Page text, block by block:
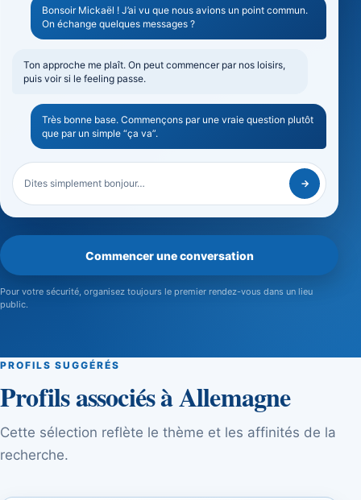
Bonsoir Mickaël ! J’ai vu que nous avions un point commun.
On échange quelques messages ?
Ton approche me plaît. On peut commencer par nos loisirs,
puis voir si le feeling passe.
Très bonne base. Commençons par une vraie question plutôt
que par un simple “ça va”.
Dites simplement bonjour… →
Commencer une conversation
Pour votre sécurité, organisez toujours le premier rendez-vous dans un lieu
public.
PROFILS SUGGÉRÉS
Profils associés à Allemagne
Cette sélection reflète le thème et les affinités de la
recherche.